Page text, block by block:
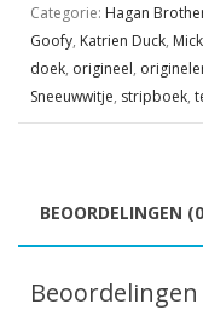
Categorie: Hagan
Goofy, Katrien Duck,
doek, origineel,
Sneeuwwitje, stripboek,
BEOORDELINGEN
Beoordelingen